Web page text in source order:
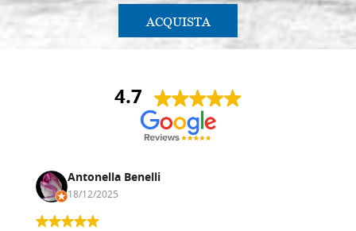
ACQUISTA
4.7
Antonella Benelli
18/12/2025